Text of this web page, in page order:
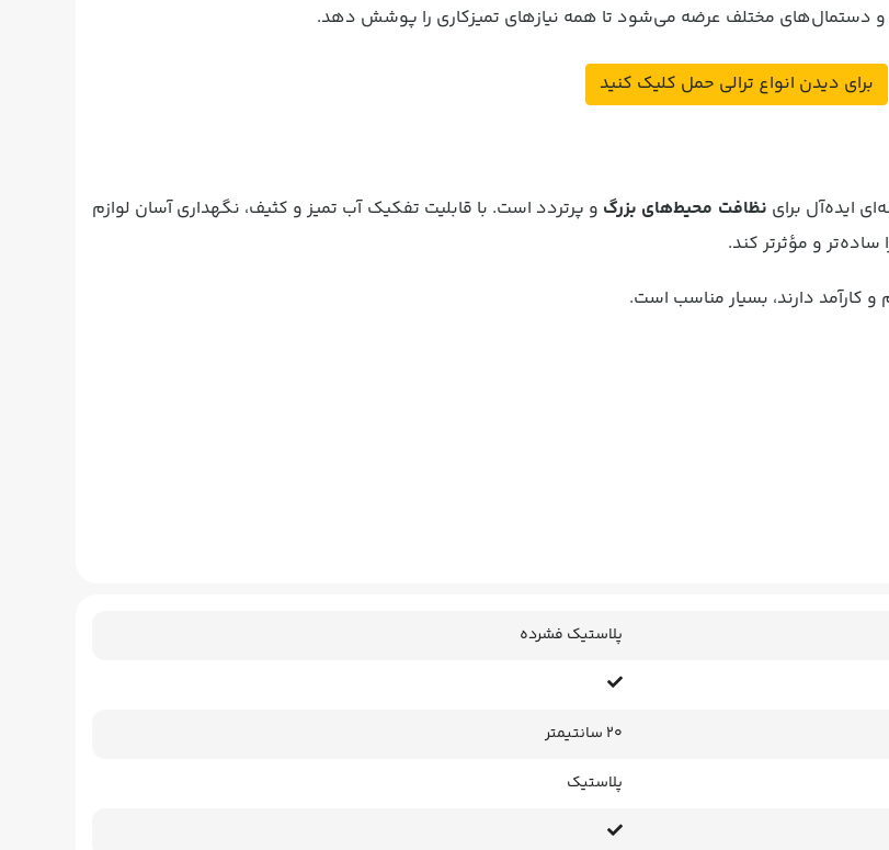
و دستمال‌های مختلف عرضه می‌شود تا همه نیازهای تمیزکاری را پوشش دهد.
برای دیدن انواع ترالی حمل کلیک کنید
نظافت محیط‌های بزرگ و پرتردد است. با قابلیت تفکیک آب تمیز و کثیف، نگهداری آسان لوازم
و مؤثرتر کند.
کارآمد دارند، بسیار مناسب است.
پلاستیک فشرده
20 سانتیمتر
پلاستیک